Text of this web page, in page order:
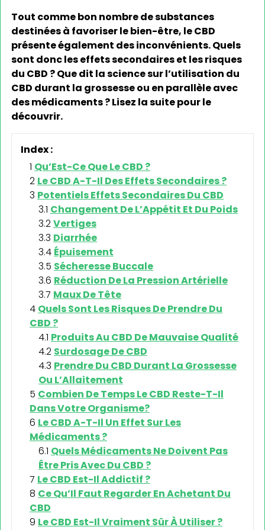
Tout comme bon nombre de substances
destinées à favoriser le bien-être, le CBD
présente également des inconvénients. Quels
sont donc les effets secondaires et les risques
du CBD ? Que dit la science sur l’utilisation du
CBD durant la grossesse ou en parallèle avec
des médicaments ? Lisez la suite pour le
découvrir.
Index :
Qu’Est-Ce Que Le CBD ?
Le CBD A-T-Il Des Effets Secondaires ?
Potentiels Effets Secondaires Du CBD
Changement De L’Appétit Et Du Poids
Vertiges
Diarrhée
Épuisement
Sécheresse Buccale
Réduction De La Pression Artérielle
Maux De Tête
Quels Sont Les Risques De Prendre Du
CBD ?
Produits Au CBD De Mauvaise Qualité
Surdosage De CBD
Prendre Du CBD Durant La Grossesse
Ou L’Allaitement
Combien De Temps Le CBD Reste-T-Il
Dans Votre Organisme?
Le CBD A-T-Il Un Effet Sur Les
Médicaments ?
Quels Médicaments Ne Doivent Pas
Être Pris Avec Du CBD ?
Le CBD Est-Il Addictif ?
Ce Qu’Il Faut Regarder En Achetant Du
CBD
Le CBD Est-Il Vraiment Sûr À Utiliser ?